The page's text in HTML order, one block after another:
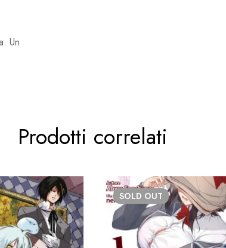
Un
Prodotti correlati
SOLD OUT